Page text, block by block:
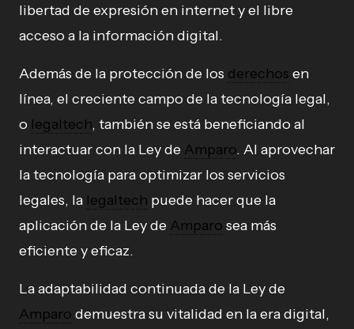
libertad de expresión en internet y el libre
acceso a la información digital.
Además de la protección de los derechos en
línea, el creciente campo de la tecnología legal,
o legaltech, también se está beneficiando al
interactuar con la Ley de Amparo. Al aprovechar
la tecnología para optimizar los servicios
legales, la legaltech puede hacer que la
aplicación de la Ley de Amparo sea más
eficiente y eficaz.
La adaptabilidad continuada de la Ley de
Amparo demuestra su vitalidad en la era digital,